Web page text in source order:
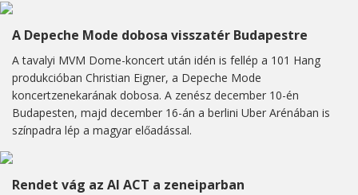
A Depeche Mode dobosa visszatér Budapestre
A tavalyi MVM Dome-koncert után idén is fellép a 101 Hang
produkcióban Christian Eigner, a Depeche Mode
koncertzenekarának dobosa. A zenész december 10-én
Budapesten, majd december 16-án a berlini Uber Arénában is
színpadra lép a magyar előadással.
Rendet vág az AI ACT a zeneiparban